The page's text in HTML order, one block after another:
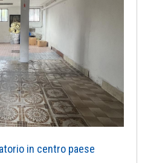
in centro paese